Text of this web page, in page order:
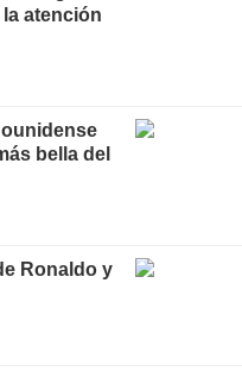
atención
bella del
Ronaldo y